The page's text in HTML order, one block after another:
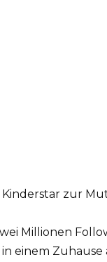
Kinderstar zur
Millionen
einem